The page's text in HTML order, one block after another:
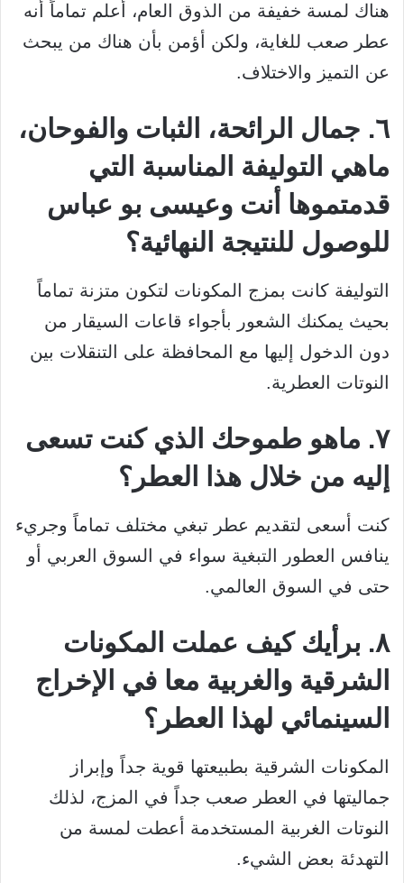
هناك لمسة خفيفة من الذوق العام، أعلم تماماً أنه
عطر صعب للغاية، ولكن أؤمن بأن هناك من يبحث
عن التميز والاختلاف.
٦. جمال الرائحة، الثبات والفوحان،
ماهي التوليفة المناسبة التي
قدمتموها أنت وعيسى بو عباس
للوصول للنتيجة النهائية؟
التوليفة كانت بمزج المكونات لتكون متزنة تماماً
بحيث يمكنك الشعور بأجواء قاعات السيقار من
دون الدخول إليها مع المحافظة على التنقلات بين
النوتات العطرية.
٧. ماهو طموحك الذي كنت تسعى
إليه من خلال هذا العطر؟
كنت أسعى لتقديم عطر تبغي مختلف تماماً وجريء
ينافس العطور التبغية سواء في السوق العربي أو
حتى في السوق العالمي.
٨. برأيك كيف عملت المكونات
الشرقية والغربية معا في الإخراج
السينمائي لهذا العطر؟
المكونات الشرقية بطبيعتها قوية جداً وإبراز
جماليتها في العطر صعب جداً في المزج، لذلك
النوتات الغربية المستخدمة أعطت لمسة من
التهدئة بعض الشيء.